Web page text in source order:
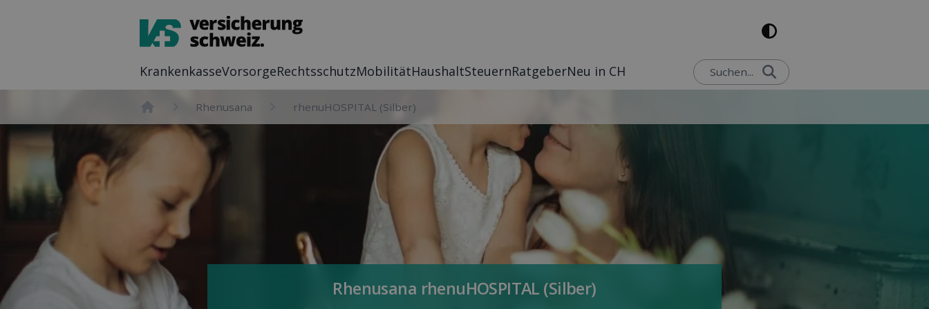
Suchen...
Kranken­kasseVor­sorgeRechts­schutzMobilitätHaushaltSteuernRat­geberNeu in CH
Home
Rhenusana rhenuHOSPITAL (Silber)
Rhenusana rhenuHOSPITAL (Silber)